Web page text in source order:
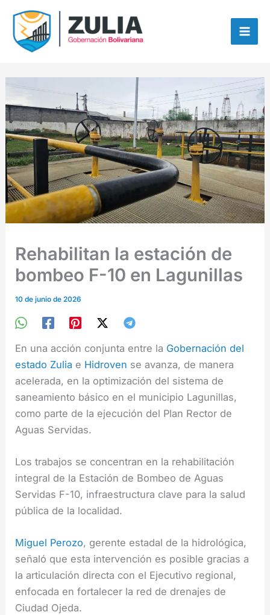
contenido
contenido
Rehabilitan la estación de
bombeo F-10 en Lagunillas
10 de junio de 2026
En una acción conjunta entre la Gobernación del
estado Zulia e Hidroven se avanza, de manera
acelerada, en la optimización del sistema de
saneamiento básico en el municipio Lagunillas,
como parte de la ejecución del Plan Rector de
Aguas Servidas.
Los trabajos se concentran en la rehabilitación
integral de la Estación de Bombeo de Aguas
Servidas F-10, infraestructura clave para la salud
pública de la localidad.
Miguel Perozo, gerente estadal de la hidrológica,
señaló que esta intervención es posible gracias a
la articulación directa con el Ejecutivo regional,
enfocada en fortalecer la red de drenajes de
Ciudad Ojeda.